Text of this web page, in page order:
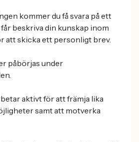
kommer du få svara på ett
beskriva din kunskap inom
att skicka ett personligt brev.
påbörjas under
aktivt för att främja lika
samt att motverka